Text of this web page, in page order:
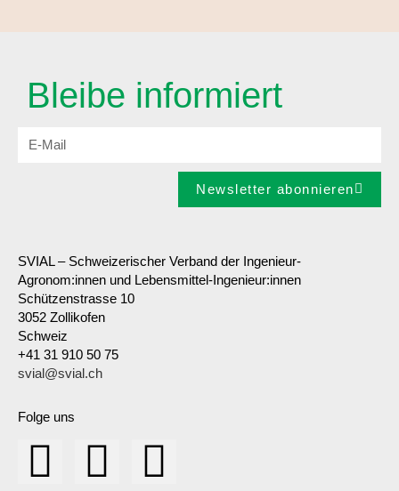
Bleibe informiert
Newsletter abonnieren
SVIAL – Schweizerischer Verband der Ingenieur-
Agronom:innen und Lebensmittel-Ingenieur:innen
Schützenstrasse 10
3052 Zollikofen
Schweiz
+41 31 910 50 75
svial@svial.ch
Folge uns